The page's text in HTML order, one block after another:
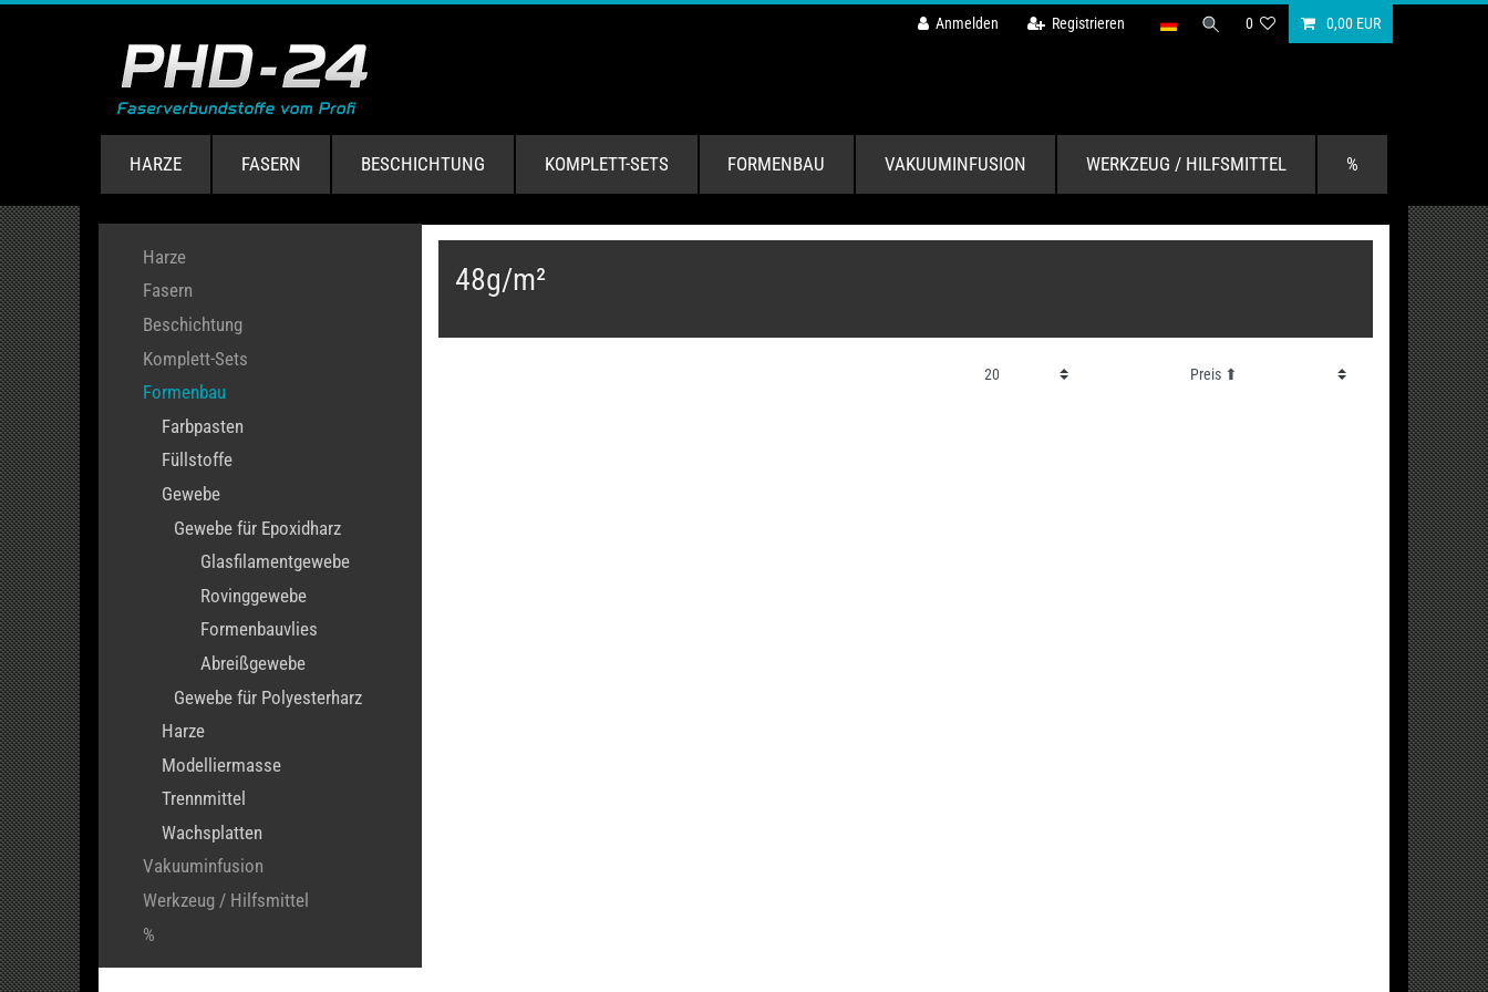
Anmelden Registrieren 0 0,00 EUR
HARZE FASERN BESCHICHTUNG KOMPLETT-SETS FORMENBAU VAKUUMINFUSION WERKZEUG / HILFSMITTEL %
Harze
Fasern
Beschichtung
Komplett-Sets
Formenbau
Farbpasten
Füllstoffe
Gewebe
Gewebe für Epoxidharz
Glasfilamentgewebe
Rovinggewebe
Formenbauvlies
Abreißgewebe
Gewebe für Polyesterharz
Harze
Modelliermasse
Trennmittel
Wachsplatten
Vakuuminfusion
Werkzeug / Hilfsmittel
%
48g/m²